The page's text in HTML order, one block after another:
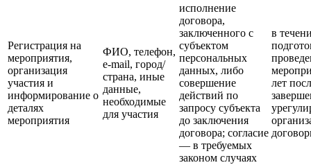
Регистрация на
мероприятия,
организация
участия и
информирование о
деталях
мероприятия
ФИО, телефон,
e-mail, город/
страна, иные
данные,
необходимые
для участия
исполнение
договора,
заключенного с
субъектом
персональных
данных, либо
совершение
действий по
запросу субъекта
до заключения
договора; согласие
— в требуемых
законом случаях
в
лет